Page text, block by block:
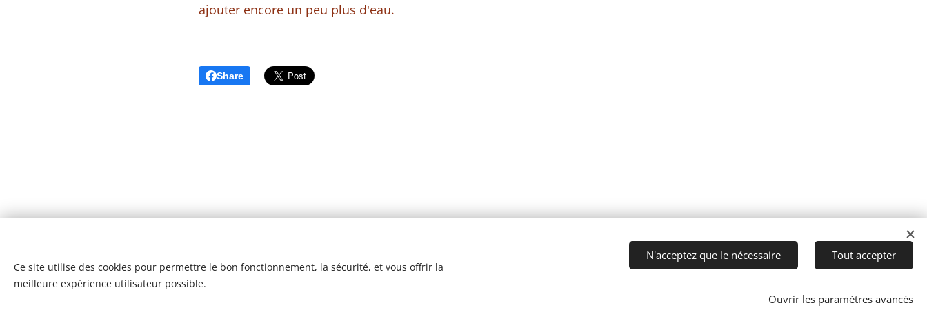
ajouter encore un peu plus d'eau.
Share
Ce site utilise des cookies pour permettre le bon fonctionnement, la sécurité, et vous offrir la
meilleure expérience utilisateur possible.
N'acceptez que le nécessaire Tout accepter
Ouvrir les paramètres avancés